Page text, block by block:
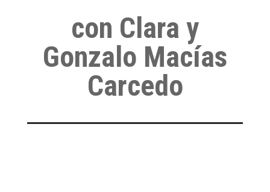
con Clara y
Gonzalo Macías
Carcedo